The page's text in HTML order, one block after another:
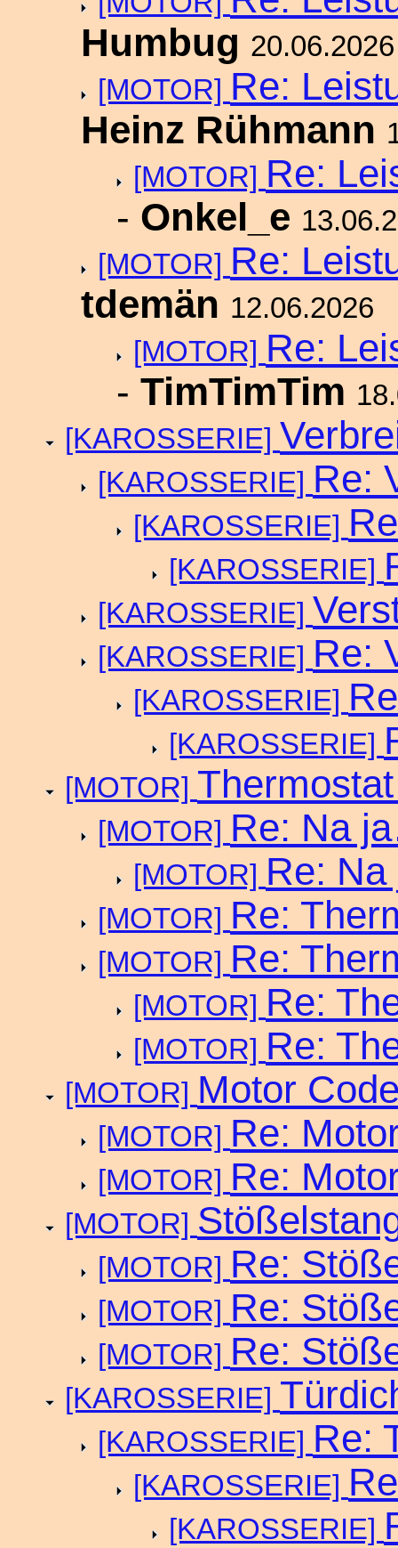
Humbug 20.06.2026
[MOTOR] Re:
Heinz Rühmann
[MOTOR] Re:
- Onkel_e
[MOTOR] Re:
tdemän 12.06.2026
[MOTOR] Re:
- TimTimTim
[KAROSSERIE]
[KAROSSERIE] Re:
[KAROSSERIE]
[KAROSSERIE]
[KAROSSERIE]
[KAROSSERIE] Re:
[KAROSSERIE]
[KAROSSERIE]
[MOTOR]
[MOTOR] Re: Na
[MOTOR] Re:
[MOTOR] Re:
[MOTOR] Re:
[MOTOR] Re:
[MOTOR] Re:
[MOTOR] Motor
[MOTOR] Re:
[MOTOR] Re:
[MOTOR]
[MOTOR] Re:
[MOTOR] Re:
[MOTOR] Re:
[KAROSSERIE]
[KAROSSERIE] Re:
[KAROSSERIE]
[KAROSSERIE]